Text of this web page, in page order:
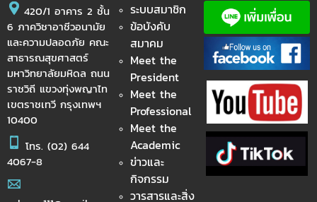
420/1 อาคาร 2 ชั้น
6 ภาควิชาอาชีวอนามัย
และความปลอดภัย คณะ
สาธารณสุขศาสตร์
มหาวิทยาลัยมหิดล ถนน
ราชวิถี แขวงทุ่งพญาไท
เขตราชเทวี กรุงเทพฯ
10400
โทร. (02) 644
4067-8
ระบบสมาชิก
ข้อบังคับ
สมาคม
Meet the
President
Meet the
Professional
Meet the
Academic
ข่าวและ
กิจกรรม
วารสารและสิ่ง